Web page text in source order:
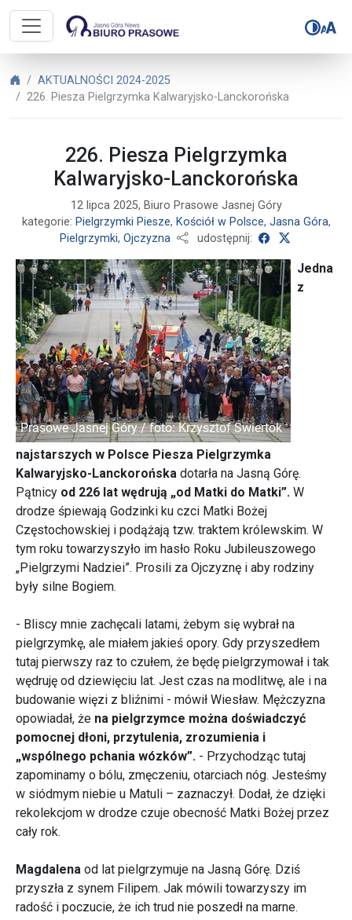
Biuro Prasowe Jasnej Góry –
Biuro Prasowe Jasnej Góry
AKTUALNOŚCI 2024-2025
226. Piesza Pielgrzymka Kalwaryjsko-Lanckorońska
226. Piesza Pielgrzymka
Kalwaryjsko-Lanckorońska
12 lipca 2025, Biuro Prasowe Jasnej Góry
kategorie: Pielgrzymki Piesze, Kościół w Polsce, Jasna Góra,
Pielgrzymki, Ojczyzna udostępnij: udostępnij na
Jedna
z
najstarszych w Polsce Piesza Pielgrzymka
Kalwaryjsko-Lanckorońska dotarła na Jasną Górę.
Pątnicy od 226 lat wędrują „od Matki do Matki”. W
drodze śpiewają Godzinki ku czci Matki Bożej
Częstochowskiej i podążają tzw. traktem królewskim. W
tym roku towarzyszyło im hasło Roku Jubileuszowego
„Pielgrzymi Nadziei”. Prosili za Ojczyznę i aby rodziny
były silne Bogiem.
- Bliscy mnie zachęcali latami, żebym się wybrał na
pielgrzymkę, ale miałem jakieś opory. Gdy przyszedłem
tutaj pierwszy raz to czułem, że będę pielgrzymował i tak
wędruję od dziewięciu lat. Jest czas na modlitwę, ale i na
budowanie więzi z bliźnimi - mówił Wiesław. Mężczyzna
opowiadał, że na pielgrzymce można doświadczyć
pomocnej dłoni, przytulenia, zrozumienia i
„wspólnego pchania wózków”. - Przychodząc tutaj
zapominamy o bólu, zmęczeniu, otarciach nóg. Jesteśmy
w siódmym niebie u Matuli – zaznaczył. Dodał, że dzięki
rekolekcjom w drodze czuje obecność Matki Bożej przez
cały rok.
Magdalena od lat pielgrzymuje na Jasną Górę. Dziś
przyszła z synem Filipem. Jak mówili towarzyszy im
radość i poczucie, że ich trud nie poszedł na marne.